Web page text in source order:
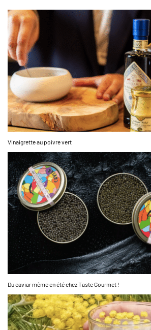
Vinaigrette au poivre vert
Du caviar même en été chez Taste Gourmet !